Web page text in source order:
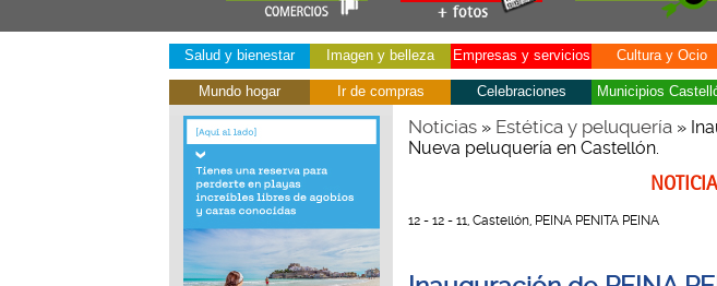
Salud y bienestar Imagen y belleza Empresas y servicios Cultura y Ocio
Mundo hogar Ir de compras Celebraciones Municipios
Noticias» Estética y peluquería»
Nueva peluquería en Castellón.
12 - 12 - 11, Castellón, PEINA PENITA PEINA